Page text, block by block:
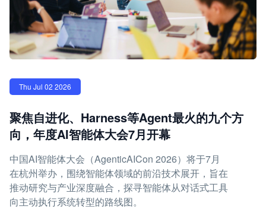
Thu Jul 02 2026
聚焦自进化、Harness等Agent最火的九个方
向，年度AI智能体大会7月开幕
中国AI智能体大会（AgenticAICon 2026）将于7月
在杭州举办，围绕智能体领域的前沿技术展开，旨在
推动研究与产业深度融合，探寻智能体从对话式工具
向主动执行系统转型的路线图。